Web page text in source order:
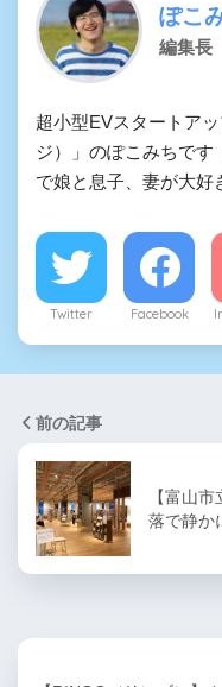
ぽこ
編集長
超小型EVスタートア
ジ）」のぽこみちです
で娘と息子、妻が大好
Twitter Facebook
前の記事
【富山
落で静か